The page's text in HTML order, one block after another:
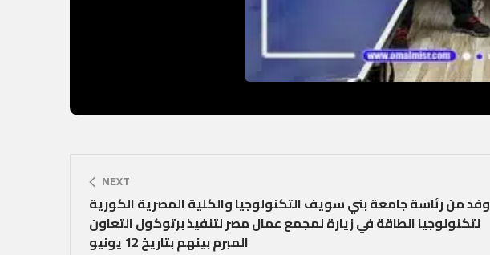
NEXT
وفد من رئاسة جامعة بني سويف التكنولوجيا والكلية المصرية الكورية
لتكنولوجيا الطاقة في زيارة لمجمع عمال مصر لتنفيذ برتوكول التعاون
المبرم بينهم بتاريخ 12 يونيو